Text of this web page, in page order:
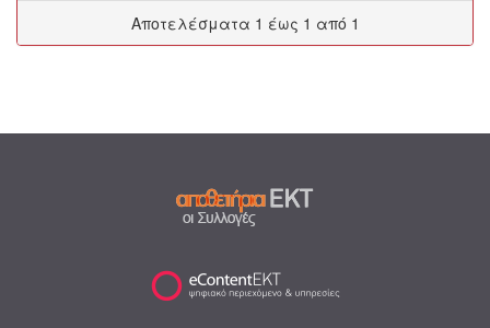
Αποτελέσματα 1 έως 1 από 1